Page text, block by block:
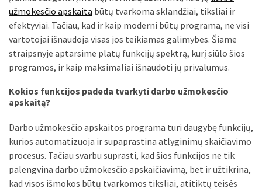
bildesys
kaip
atpažinti,
kad
gedimo
niekas
Krovinių
pervežimas
Suomijos:
užmokesčio apskaita būtų tvarkoma sklandžiai, tiksliai ir
efektyviai. Tačiau, kad ir kaip moderni būtų programa, ne visi
vartotojai išnaudoja visas jos teikiamas galimybes. Šiame
straipsnyje aptarsime platų funkcijų spektrą, kurį siūlo šios
programos, ir kaip maksimaliai išnaudoti jų privalumus.
Kokios funkcijos padeda tvarkyti darbo užmokesčio
apskaitą?
Darbo užmokesčio apskaitos programa turi daugybę funkcijų,
kurios automatizuoja ir supaprastina atlyginimų skaičiavimo
procesus. Tačiau svarbu suprasti, kad šios funkcijos ne tik
palengvina darbo užmokesčio apskaičiavimą, bet ir užtikrina,
kad visos išmokos būtų tvarkomos tiksliai, atitiktų teisės